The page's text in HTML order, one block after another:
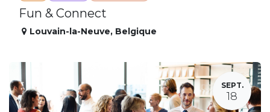
Fun & Connect
Louvain-la-Neuve, Belgique
SEPT.
18